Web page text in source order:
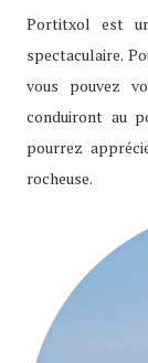
Portitxol est
spectaculaire.
vous pouvez
conduiront au
pourrez
rocheuse.